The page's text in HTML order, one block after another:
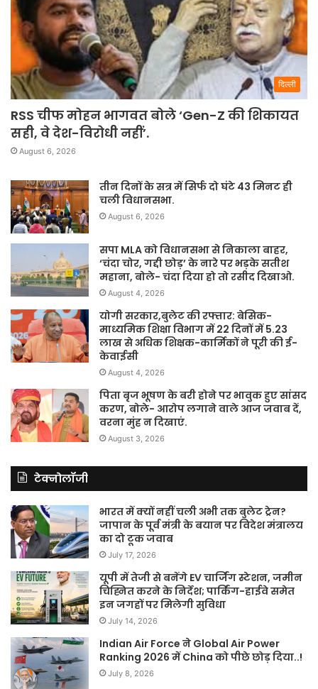
दिल्ली
RSS चीफ मोहन भागवत बोले ‘Gen-Z की शिकायत
सही, वे देश-विरोधी नहीं’.
August 6, 2026
तीन दिनों के सत्र में सिर्फ दो घंटे 43 मिनट ही
चली विधानसभा.
August 6, 2026
सपा MLA को विधानसभा से निकाला बाहर,
‘चंदा चोर, गद्दी छोड़’ के नारे पर भड़के सतीश
महाना, बोले- चंदा दिया हो तो रसीद दिखाओ.
August 4, 2026
योगी सरकार,बुलेट की रफ्तार: बेसिक-
माध्यमिक शिक्षा विभाग में 22 दिनों में 5.23
लाख से अधिक शिक्षक-कार्मिकों ने पूरी की ई-
केवाईसी
August 4, 2026
पिता बृज भूषण के बरी होने पर भावुक हुए सांसद
करण, बोले- आरोप लगाने वाले आज जवाब दें,
वरना मुंह न दिखाएं.
August 3, 2026
टेक्नोलॉजी
भारत में क्यों नहीं चली अभी तक बुलेट ट्रेन?
जापान के पूर्व मंत्री के बयान पर विदेश मंत्रालय
का दो टूक जवाब
July 17, 2026
यूपी में तेजी से बनेंगे EV चार्जिंग स्टेशन, जमीन
चिह्नित करने के निर्देश; पार्किंग-हाईवे समेत
इन जगहों पर मिलेगी सुविधा
July 14, 2026
Indian Air Force ने Global Air Power
Ranking 2026 में China को पीछे छोड़ दिया..!
July 8, 2026